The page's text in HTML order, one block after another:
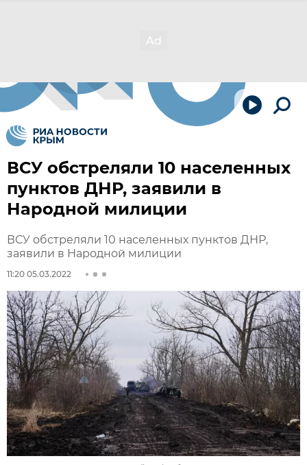
ВСУ обстреляли 10 населенных
пунктов ДНР, заявили в
Народной милиции
ВСУ обстреляли 10 населенных пунктов ДНР,
заявили в Народной милиции
11:20 05.03.2022